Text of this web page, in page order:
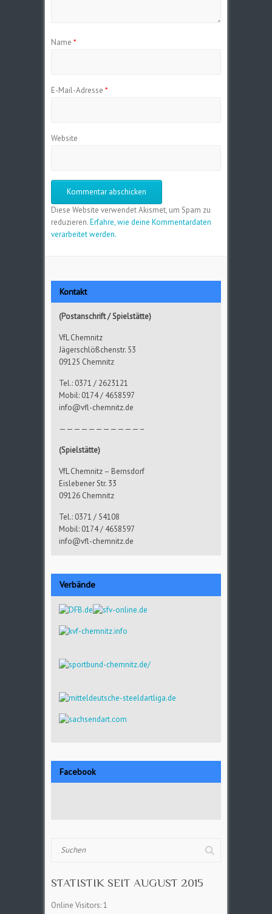
Name *
E-Mail-Adresse *
Website
Diese Website verwendet Akismet, um Spam zu
reduzieren.Erfahre, wie deine Kommentardaten
verarbeitet werden.
Kontakt
(Postanschrift / Spielstätte)
VfL Chemnitz
Jägerschlößchenstr. 53
09125 Chemnitz
Tel.: 0371 / 2623121
Mobil: 0174 / 4658597
info@vfl-chemnitz.de
———————————–
(Spielstätte)
VfL Chemnitz – Bernsdorf
Eislebener Str. 33
09126 Chemnitz
Tel.: 0371 / 54108
Mobil: 0174 / 4658597
info@vfl-chemnitz.de
Verbände
Facebook
STATISTIK SEIT AUGUST 2015
Online Visitors:1